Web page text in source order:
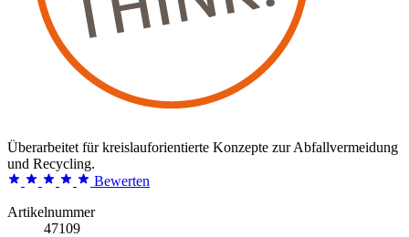
Überarbeitet für kreislauforientierte Konzepte zur Abfallvermeidung
und Recycling.
Bewerten
Artikelnummer
47109